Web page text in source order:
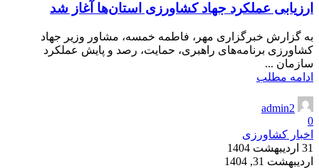
ارزیابی عملکرد جهاد کشاورزی استان‌ها آغاز شد
به گزارش خبرگزاری مهر، فاطمه خمسه، مشاور وزیر جهاد
کشاورزی برنامه‌های راهبری، حمایت، رصد و پایش عملکرد
سازمان ...
ادامه مطلب
admin2
0
اخبار کشاورزی
31 اردیبهشت 1404
اردیبهشت 31, 1404